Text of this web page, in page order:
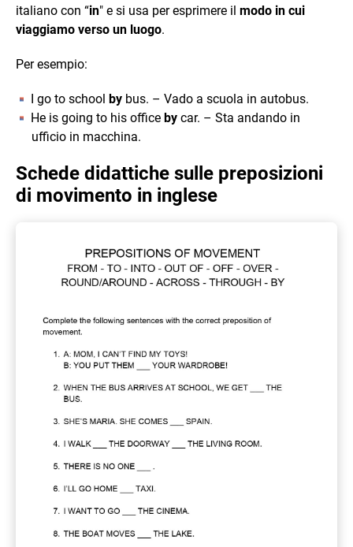
italiano con “in" e si usa per esprimere il modo in cui
viaggiamo verso un luogo.
Per esempio:
I go to school by bus. – Vado a scuola in autobus.
He is going to his office by car. – Sta andando in
ufficio in macchina.
Schede didattiche sulle preposizioni
di movimento in inglese